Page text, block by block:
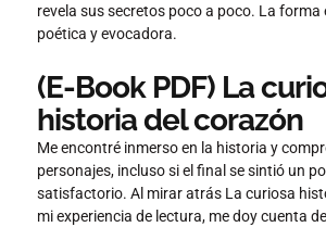
revela sus secretos poco a poco. La forma
poética y evocadora.
(E-Book PDF) La
historia del corazón
Me encontré inmerso en la historia y
personajes, incluso si el final se sintió un
satisfactorio. Al mirar atrás La curiosa
mi experiencia de lectura, me doy cuenta